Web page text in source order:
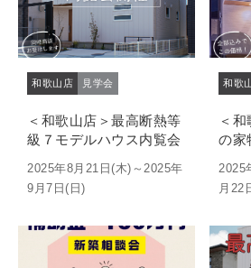
和歌山店 見学会
＜和歌山店＞最高断熱等
級７モデルハウス内覧会
2025年8月21日(木)～2025年
9月7日(日)
和歌
＜
の家
2025
月22